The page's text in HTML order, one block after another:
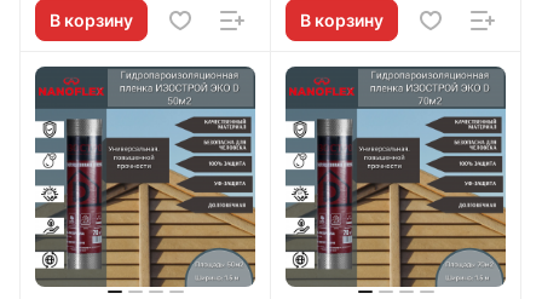
В корзину В корзину